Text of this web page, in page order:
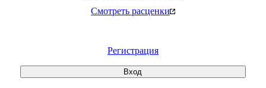
Смотреть расценки
Регистрация
Вход